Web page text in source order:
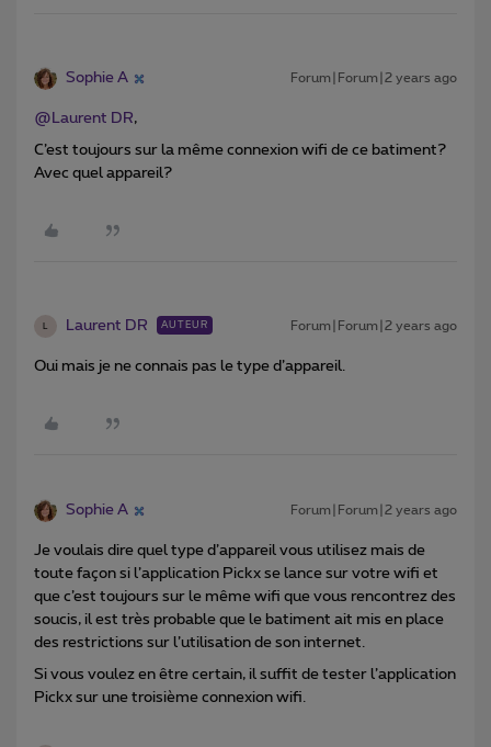
Sophie A Forum|Forum|2 years ago
@Laurent DR,
C’est toujours sur la même connexion wifi de ce batiment?
Avec quel appareil?
L Laurent DR AUTEUR Forum|Forum|2 years ago
Oui mais je ne connais pas le type d’appareil.
Sophie A Forum|Forum|2 years ago
Je voulais dire quel type d’appareil vous utilisez mais de
toute façon si l’application Pickx se lance sur votre wifi et
que c’est toujours sur le même wifi que vous rencontrez des
soucis, il est très probable que le batiment ait mis en place
des restrictions sur l’utilisation de son internet.
Si vous voulez en être certain, il suffit de tester l’application
Pickx sur une troisième connexion wifi.